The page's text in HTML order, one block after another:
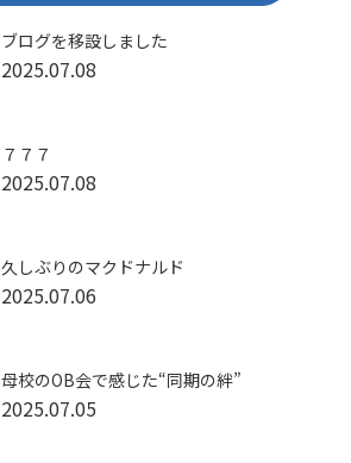
ブログを移設しました
2025.07.08
７７７
2025.07.08
久しぶりのマクドナルド
2025.07.06
母校のOB会で感じた“同期の絆”
2025.07.05